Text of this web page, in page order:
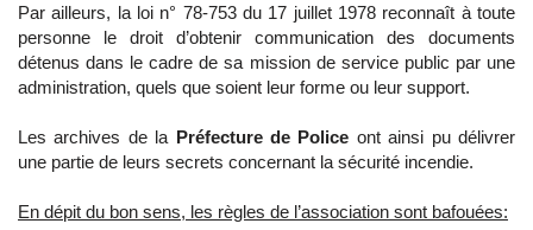
Par ailleurs, la loi n° 78-753 du 17 juillet 1978 reconnaît à toute
personne le droit d’obtenir communication des documents
détenus dans le cadre de sa mission de service public par une
administration, quels que soient leur forme ou leur support.
Les archives de la Préfecture de Police ont ainsi pu délivrer
une partie de leurs secrets concernant la sécurité incendie.
En dépit du bon sens, les règles de l’association sont bafouées: